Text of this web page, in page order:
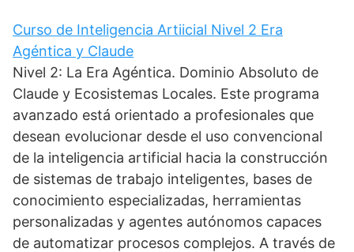
p
p
t
e
r
)
a
m
I
n
Curso de Inteligencia Artiicial Nivel 2 Era
Agéntica y Claude
Nivel 2: La Era Agéntica. Dominio Absoluto de
Claude y Ecosistemas Locales. Este programa
avanzado está orientado a profesionales que
desean evolucionar desde el uso convencional
de la inteligencia artificial hacia la construcción
de sistemas de trabajo inteligentes, bases de
conocimiento especializadas, herramientas
personalizadas y agentes autónomos capaces
de automatizar procesos complejos. A través de